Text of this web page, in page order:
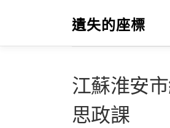
要
遺失的座標
江蘇淮安
思政課